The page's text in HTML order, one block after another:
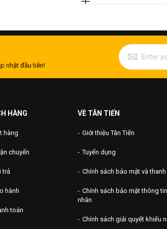
nhật đầu tiên!
HÀNG
hàng
chuyển
trả
hành
toán
VỀ TÂN TIẾN
Giới thiệu Tân Tiến
Tuyển dụng
Chính sách bảo mật và
Chính sách bảo mật thông
nhân
Chính sách giải quyết khiếu